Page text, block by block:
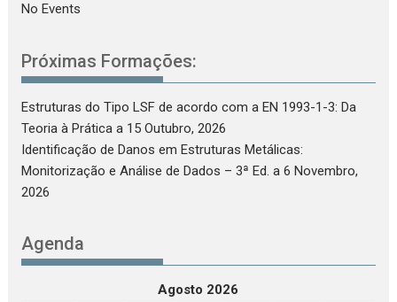
No Events
Próximas Formações:
Estruturas do Tipo LSF de acordo com a EN 1993-1-3: Da
Teoria à Prática a 15 Outubro, 2026
Identificação de Danos em Estruturas Metálicas:
Monitorização e Análise de Dados – 3ª Ed. a 6 Novembro,
2026
Agenda
Agosto 2026